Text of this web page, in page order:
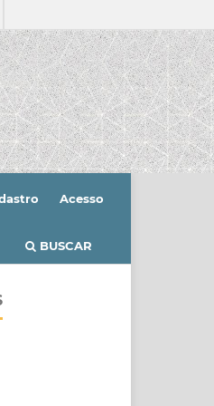
BUSCAR
Acesso